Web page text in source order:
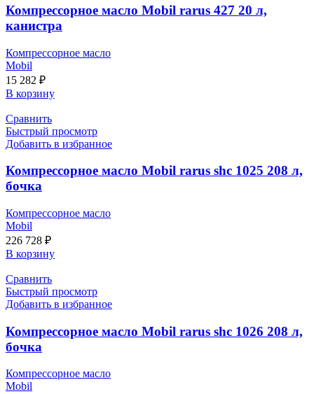
Компрессорное масло Mobil rarus 427 20 л,
канистра
Компрессорное масло
Mobil
15 282 ₽
В корзину
Сравнить
Быстрый просмотр
Добавить в избранное
Компрессорное масло Mobil rarus shc 1025 208 л,
бочка
Компрессорное масло
Mobil
226 728 ₽
В корзину
Сравнить
Быстрый просмотр
Добавить в избранное
Компрессорное масло Mobil rarus shc 1026 208 л,
бочка
Компрессорное масло
Mobil